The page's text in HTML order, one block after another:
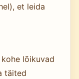
et leida
lõikuvad
täited